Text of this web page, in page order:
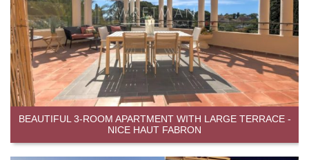
BEAUTIFUL 3-ROOM APARTMENT WITH LARGE TERRACE -
NICE HAUT FABRON